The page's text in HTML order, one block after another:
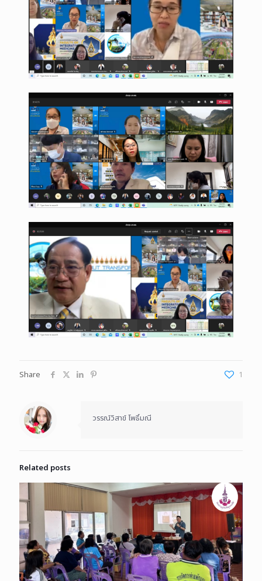
Share 1
วรรณ์วิสาข์ โพธิ์มณี
Related posts